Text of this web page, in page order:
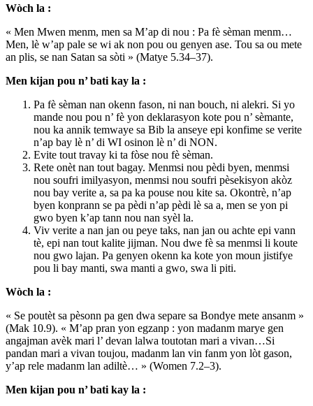
Wòch la :
« Men Mwen menm, men sa M’ap di nou : Pa fè sèman menm…
Men, lè w’ap pale se wi ak non pou ou genyen ase. Tou sa ou mete
an plis, se nan Satan sa sòti » (Matye 5.34–37).
Men kijan pou n’ bati kay la :
Pa fè sèman nan okenn fason, ni nan bouch, ni alekri. Si yo
mande nou pou n’ fè yon deklarasyon kote pou n’ sèmante,
nou ka annik temwaye sa Bib la anseye epi konfime se verite
n’ap bay lè n’ di WI osinon lè n’ di NON.
Evite tout travay ki ta fòse nou fè sèman.
Rete onèt nan tout bagay. Menmsi nou pèdi byen, menmsi
nou soufri imilyasyon, menmsi nou soufri pèsekisyon akòz
nou bay verite a, sa pa ka pouse nou kite sa. Okontrè, n’ap
byen konprann se pa pèdi n’ap pèdi lè sa a, men se yon pi
gwo byen k’ap tann nou nan syèl la.
Viv verite a nan jan ou peye taks, nan jan ou achte epi vann
tè, epi nan tout kalite jijman. Nou dwe fè sa menmsi li koute
nou gwo lajan. Pa genyen okenn ka kote yon moun jistifye
pou li bay manti, swa manti a gwo, swa li piti.
Wòch la :
« Se poutèt sa pèsonn pa gen dwa separe sa Bondye mete ansanm »
(Mak 10.9). « M’ap pran yon egzanp : yon madanm marye gen
angajman avèk mari l’ devan lalwa toutotan mari a vivan…Si
pandan mari a vivan toujou, madanm lan vin fanm yon lòt gason,
y’ap rele madanm lan adiltè… » (Women 7.2–3).
Men kijan pou n’ bati kay la :